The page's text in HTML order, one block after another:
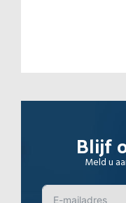
Blijf
Meld u